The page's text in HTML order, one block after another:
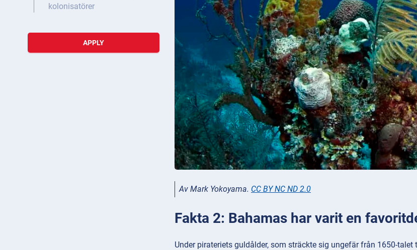
kolonisatörer
APPLY
Av Mark Yokoyama. CC BY NC ND 2.0
Fakta 2: Bahamas har varit en
Under pirateriets guldålder, som sträckte sig ungefär från 1650-